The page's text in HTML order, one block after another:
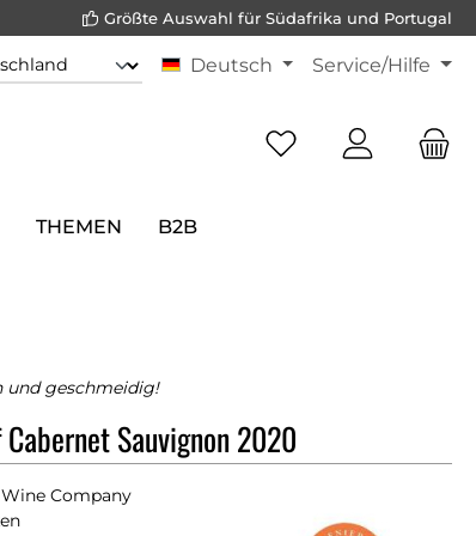
Größte Auswahl für Südafrika und Portugal
Deutsch Service/Hilfe
THEMEN B2B
und geschmeidig!
Sauvignon 2020
Company